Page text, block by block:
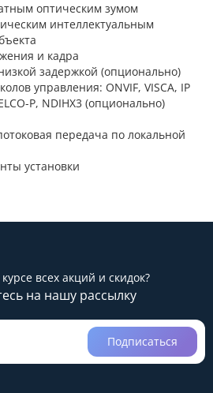
оптическим зумом
интеллектуальным
и кадра
задержкой (опционально)
управления: ONVIF, VISCA, IP
P, NDIHX3 (опционально)
передача по локальной
установки
всех акций и скидок?
на нашу рассылку
Подписаться